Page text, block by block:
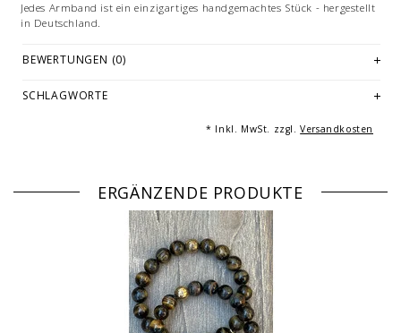
Jedes Armband ist ein einzigartiges handgemachtes Stück - hergestellt
in Deutschland.
Edelsteine sind Naturprodukte, weshalb geringfügige Unterschiede in
Größe, Farbe und Beschaffenheit auftreten können. Diese natürlichen
BEWERTUNGEN (0)
SCHLAGWORTE
* Inkl. MwSt. zzgl.Versandkosten
ERGÄNZENDE PRODUKTE